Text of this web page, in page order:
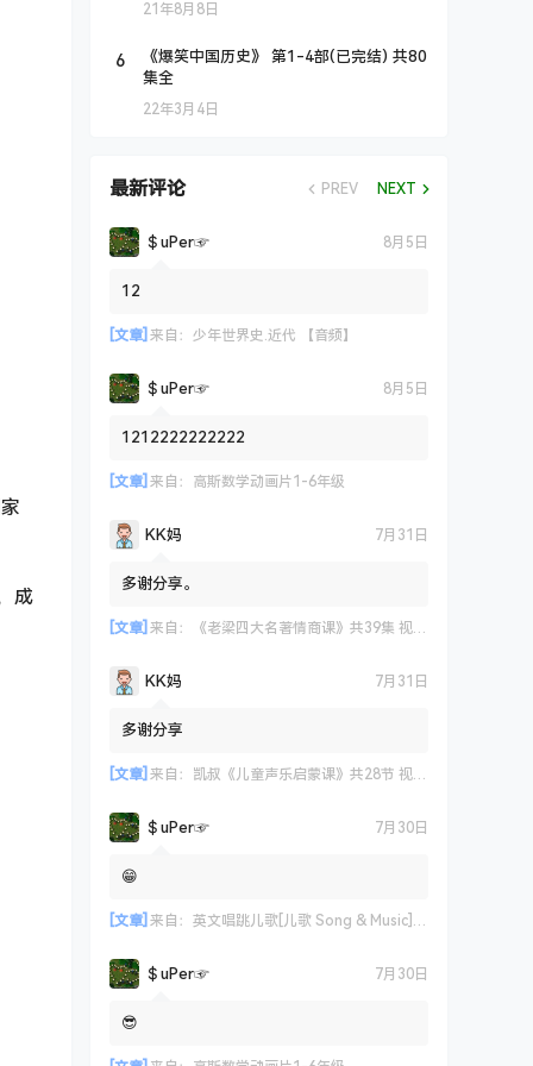
成
21年8月8日
6
《爆笑中国历史》 第1-4部(已完结) 共80
集全
22年3月4日
最新评论 PREV NEXT
＄uΡer☞ 8月5日
12
[文章] 来自： 少年世界史.近代 【音频】
＄uΡer☞ 8月5日
1212222222222
[文章] 来自： 高斯数学动画片1-6年级
KK妈 7月31日
多谢分享。
[文章] 来自： 《老梁四大名著情商课》共39集 视频课程
KK妈 7月31日
多谢分享
[文章] 来自： 凯叔《儿童声乐启蒙课》共28节 视频课程
＄uΡer☞ 7月30日
😁
[文章] 来自： 英文唱跳儿歌[儿歌 Song & Music] 艾米咕噜
＄uΡer☞ 7月30日
😎